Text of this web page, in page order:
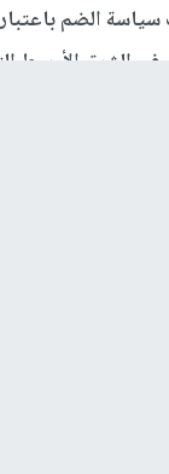
الضم
الشرق الأوسط